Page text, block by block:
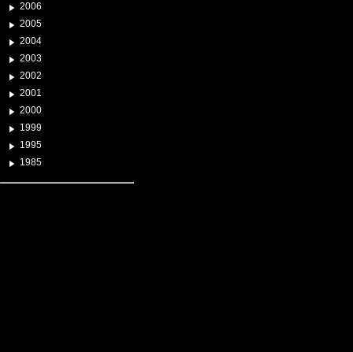
2006
2005
2004
2003
2002
2001
2000
1999
1995
1985